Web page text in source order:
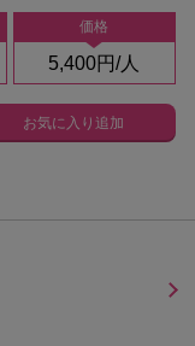
価格
5,400円/人
お気に入り追加